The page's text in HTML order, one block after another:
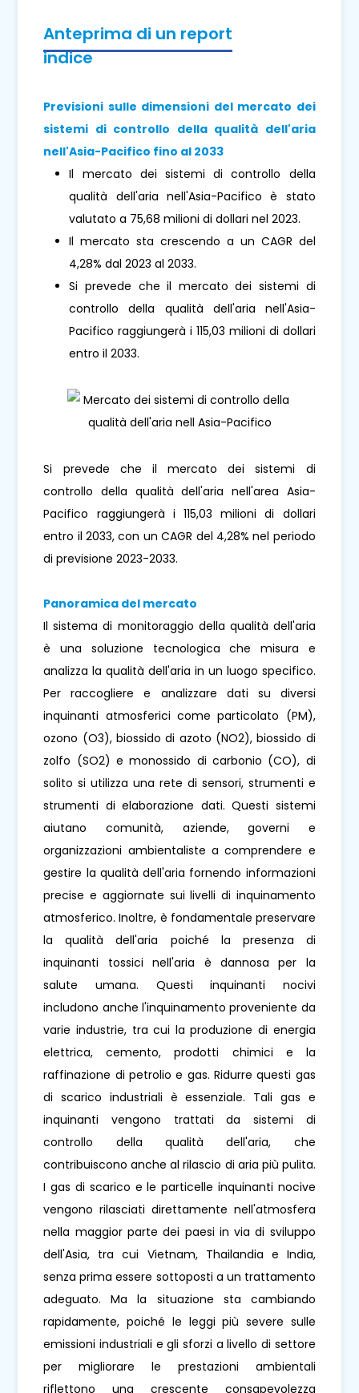
Anteprima di un report
indice
Previsioni sulle dimensioni del mercato dei
sistemi di controllo della qualità dell'aria
nell'Asia-Pacifico fino al 2033
Il mercato dei sistemi di controllo della
qualità dell'aria nell'Asia-Pacifico è stato
valutato a 75,68 milioni di dollari nel 2023.
Il mercato sta crescendo a un CAGR del
4,28% dal 2023 al 2033.
Si prevede che il mercato dei sistemi di
controllo della qualità dell'aria nell'Asia-
Pacifico raggiungerà i 115,03 milioni di dollari
entro il 2033.
Si prevede che il mercato dei sistemi di
controllo della qualità dell'aria nell'area Asia-
Pacifico raggiungerà i 115,03 milioni di dollari
entro il 2033, con un CAGR del 4,28% nel periodo
di previsione 2023-2033.
Panoramica del mercato
Il sistema di monitoraggio della qualità dell'aria
è una soluzione tecnologica che misura e
analizza la qualità dell'aria in un luogo specifico.
Per raccogliere e analizzare dati su diversi
inquinanti atmosferici come particolato (PM),
ozono (O3), biossido di azoto (NO2), biossido di
zolfo (SO2) e monossido di carbonio (CO), di
solito si utilizza una rete di sensori, strumenti e
strumenti di elaborazione dati. Questi sistemi
aiutano comunità, aziende, governi e
organizzazioni ambientaliste a comprendere e
gestire la qualità dell'aria fornendo informazioni
precise e aggiornate sui livelli di inquinamento
atmosferico. Inoltre, è fondamentale preservare
la qualità dell'aria poiché la presenza di
inquinanti tossici nell'aria è dannosa per la
salute umana. Questi inquinanti nocivi
includono anche l'inquinamento proveniente da
varie industrie, tra cui la produzione di energia
elettrica, cemento, prodotti chimici e la
raffinazione di petrolio e gas. Ridurre questi gas
di scarico industriali è essenziale. Tali gas e
inquinanti vengono trattati da sistemi di
controllo della qualità dell'aria, che
contribuiscono anche al rilascio di aria più pulita.
I gas di scarico e le particelle inquinanti nocive
vengono rilasciati direttamente nell'atmosfera
nella maggior parte dei paesi in via di sviluppo
dell'Asia, tra cui Vietnam, Thailandia e India,
senza prima essere sottoposti a un trattamento
adeguato. Ma la situazione sta cambiando
rapidamente, poiché le leggi più severe sulle
emissioni industriali e gli sforzi a livello di settore
per migliorare le prestazioni ambientali
riflettono una crescente consapevolezza